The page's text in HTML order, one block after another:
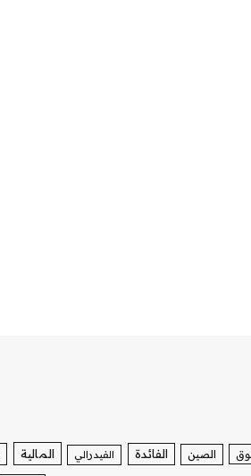
الصين الفائدة الفيدرالي المالية